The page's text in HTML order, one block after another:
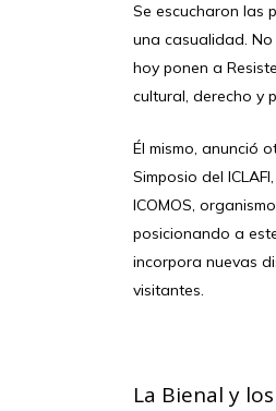
Se escucharon las
una casualidad.
hoy ponen a
cultural, derecho y
Él mismo, anunció
Simposio del
ICOMOS,
posicionando a
incorpora nuevas
visitantes.
La Bienal y